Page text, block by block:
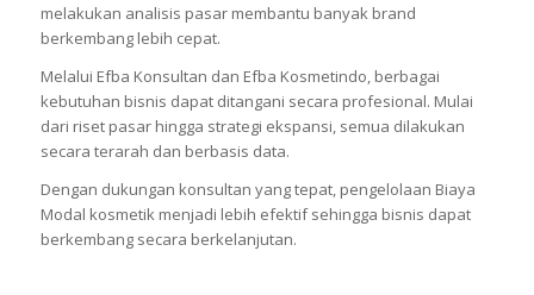
melakukan analisis pasar membantu banyak brand
berkembang lebih cepat.
Melalui Efba Konsultan dan Efba Kosmetindo, berbagai
kebutuhan bisnis dapat ditangani secara profesional. Mulai
dari riset pasar hingga strategi ekspansi, semua dilakukan
secara terarah dan berbasis data.
Dengan dukungan konsultan yang tepat, pengelolaan Biaya
Modal kosmetik menjadi lebih efektif sehingga bisnis dapat
berkembang secara berkelanjutan.